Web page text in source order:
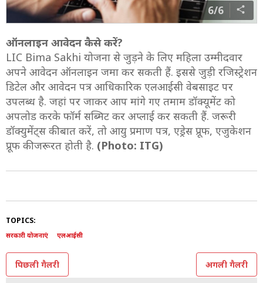
6/6
ऑनलाइन आवेदन कैसे करें?
LIC Bima Sakhi योजना से जुड़ने के लिए महिला उम्मीदवार
अपने आवेदन ऑनलाइन जमा कर सकती हैं. इससे जुड़ी रजिस्‍ट्रेशन
डिटेल और आवेदन पत्र आधिकारिक एलआईसी वेबसाइट पर
उपलब्ध है. जहां पर जाकर आप मांगे गए तमाम डॉक्‍यूमेंट को
अपलोड करके फॉर्म सब्मिट कर अप्‍लाई कर सकती हैं. जरूरी
डॉक्युमेंट्स की बात करें, तो आयु प्रमाण पत्र, एड्रेस प्रूफ, एजुकेशन
प्रूफ की जरूरत होती है. (Photo: ITG)
TOPICS:
सरकारी योजनाएं एलआईसी
पिछली गैलरी अगली गैलरी